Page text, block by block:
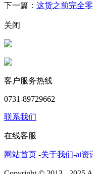
下一篇： 这货之前完全
关闭
客户服务热线
0731-89729662
联系我们
在线客服
网站首页 -关于我们-ai资